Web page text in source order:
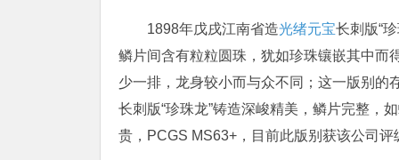
1898年戊戌江南省造光绪元宝长刺版“
鳞片间含有粒粒圆珠，犹如珍珠镶嵌其中而
少一排，龙身较小而与众不同；这一版别的
长刺版“珍珠龙”铸造深峻精美，鳞片完整，
贵，PCGS MS63+，目前此版别获该公司评